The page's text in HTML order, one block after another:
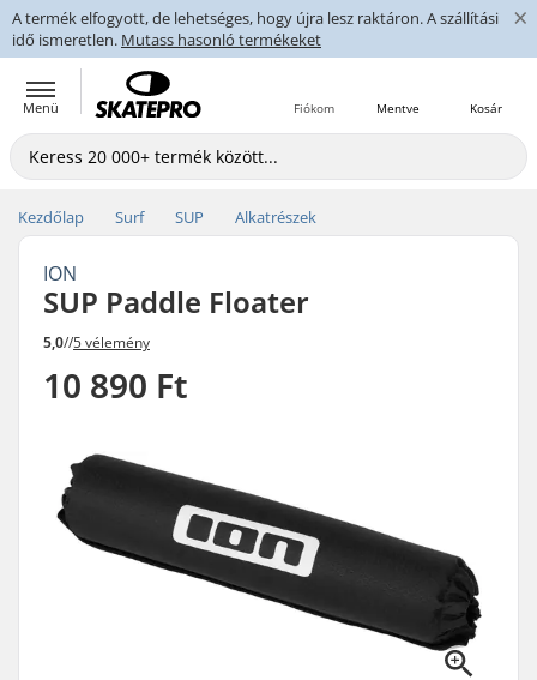
A termék elfogyott, de lehetséges, hogy újra lesz raktáron. A szállítási
idő ismeretlen. Mutass hasonló termékeket
×
Menü Kosár
Mentve
Fiókom
Kezdőlap Surf SUP Alkatrészek
ION
SUP Paddle Floater
5,0//5 vélemény
10 890 Ft